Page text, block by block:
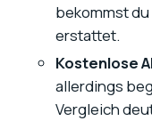
bekommst
erstattet.
Kostenlose
allerdings
Vergleich